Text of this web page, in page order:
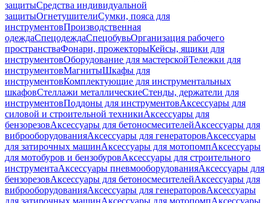
защитыСредства индивидуальной
защитыОгнетушителиСумки, пояса для
инструментовПроизводственная
одеждаСпецодеждаСпецобувьОрганизация рабочего
пространстваФонари, прожекторыКейсы, ящики для
инструментовОборудование для мастерскойТележки для
инструментовМагнитыШкафы для
инструментовКомплектующие для инструментальных
шкафовСтеллажи металлическиеСтенды, держатели для
инструментовПоддоны для инструментовАксессуары для
силовой и строительной техникиАксессуары для
бензорезовАксессуары для бетоносмесителейАксессуары для
виброоборудованияАксессуары для генераторовАксессуары
для затирочных машинАксессуары для мотопомпАксессуары
для мотобуров и бензобуровАксессуары для строительного
инструментаАксессуары пневмооборудованияАксессуары для
бензорезовАксессуары для бетоносмесителейАксессуары для
виброоборудованияАксессуары для генераторовАксессуары
для затирочных машинАксессуары для мотопомпАксессуары